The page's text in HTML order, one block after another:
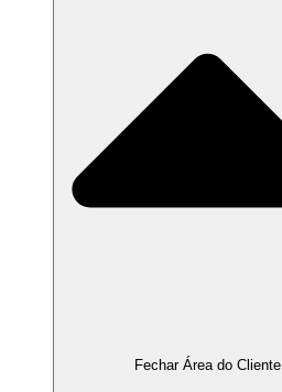
Fechar Área do Cliente